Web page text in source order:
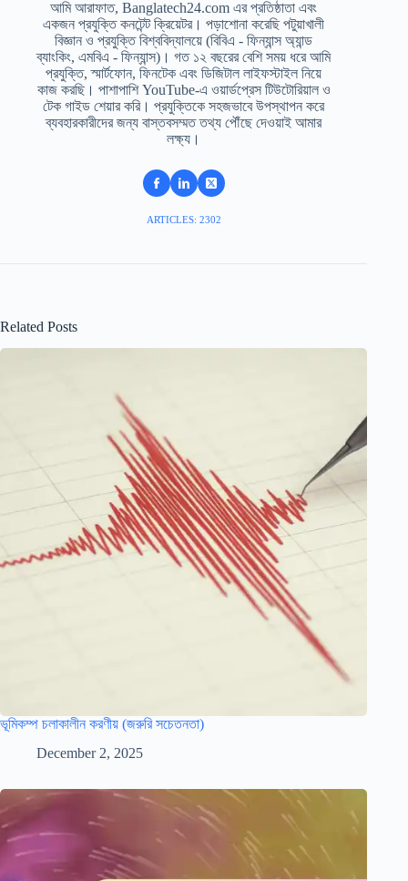
আমি আরাফাত, Banglatech24.com এর প্রতিষ্ঠাতা এবং
একজন প্রযুক্তি কনটেন্ট ক্রিয়েটর। পড়াশোনা করেছি পটুয়াখালী
বিজ্ঞান ও প্রযুক্তি বিশ্ববিদ্যালয়ে (বিবিএ - ফিন্যান্স অ্যান্ড
ব্যাংকিং, এমবিএ - ফিন্যান্স)। গত ১২ বছরের বেশি সময় ধরে আমি
প্রযুক্তি, স্মার্টফোন, ফিনটেক এবং ডিজিটাল লাইফস্টাইল নিয়ে
কাজ করছি। পাশাপাশি YouTube-এ ওয়ার্ডপ্রেস টিউটোরিয়াল ও
টেক গাইড শেয়ার করি। প্রযুক্তিকে সহজভাবে উপস্থাপন করে
ব্যবহারকারীদের জন্য বাস্তবসম্মত তথ্য পৌঁছে দেওয়াই আমার
লক্ষ্য।
ARTICLES: 2302
Related Posts
ভূমিকম্প চলাকালীন করণীয় (জরুরি সচেতনতা)
December 2, 2025